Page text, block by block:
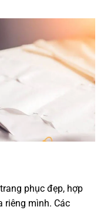
phục đẹp, hợp
riêng mình. Các